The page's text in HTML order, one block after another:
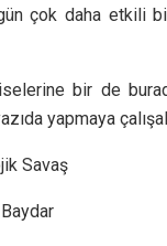
çok daha etkili
bir de
yapmaya
Savaş